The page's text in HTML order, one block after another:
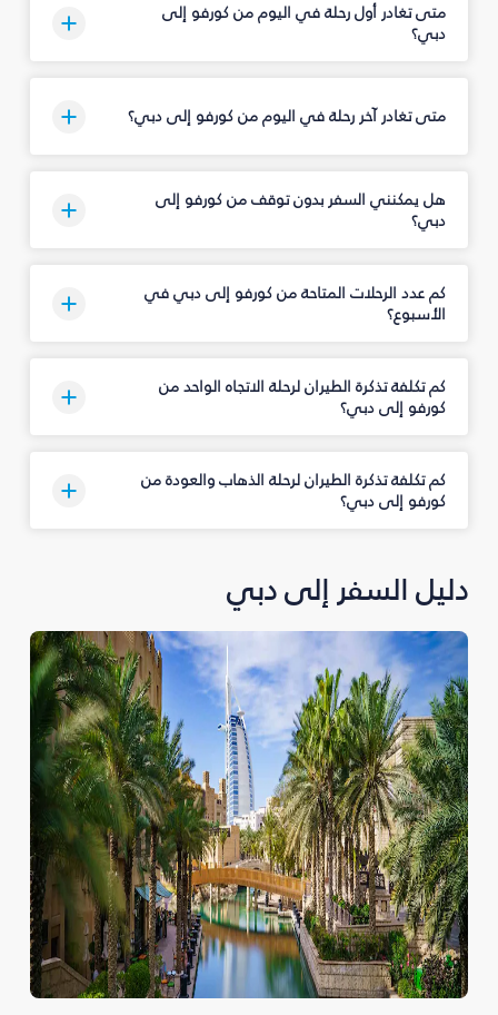
متى تغادر أول رحلة في اليوم من كورفو إلى
دبي؟
متى تغادر آخر رحلة في اليوم من كورفو إلى دبي؟
هل يمكنني السفر بدون توقف من كورفو إلى
دبي؟
كم عدد الرحلات المتاحة من كورفو إلى دبي في
الأسبوع؟
كم تكلفة تذكرة الطيران لرحلة الاتجاه الواحد من
كورفو إلى دبي؟
كم تكلفة تذكرة الطيران لرحلة الذهاب والعودة من
كورفو إلى دبي؟
دليل السفر إلى دبي